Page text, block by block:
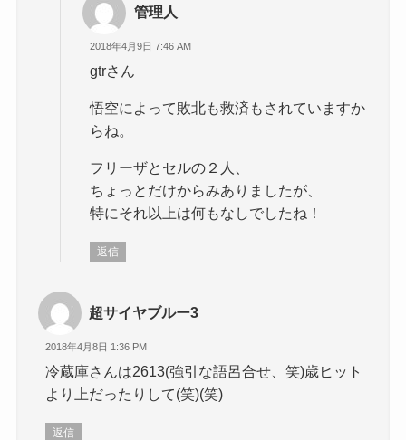
管理人
2018年4月9日 7:46 AM
gtrさん
悟空によって敗北も救済もされていますか
らね。
フリーザとセルの２人、
ちょっとだけからみありましたが、
特にそれ以上は何もなしでしたね！
返信
超サイヤブルー3
2018年4月8日 1:36 PM
冷蔵庫さんは2613(強引な語呂合せ、笑)歳ヒット
より上だったりして(笑)(笑)
返信